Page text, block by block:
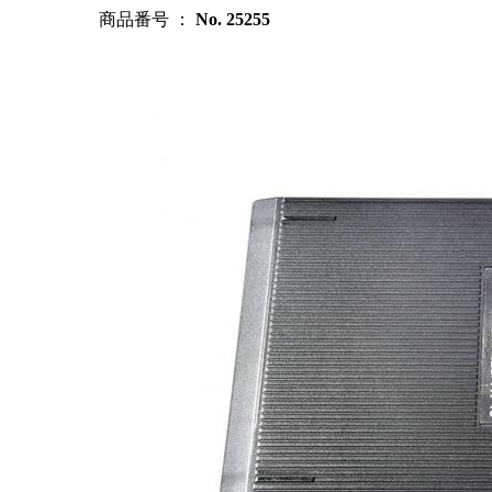
商品番号 ： No. 25255